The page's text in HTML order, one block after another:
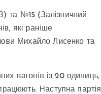
та №15 (Залізничний
які раніше
Михайло Лисенко та
вагонів із 20 одиниць,
Наступна партія